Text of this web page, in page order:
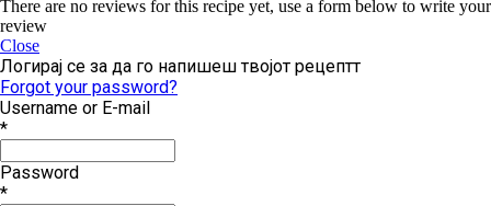
There are no reviews for this recipe yet, use a form below to write your
review
Close
Логирај се за да го напишеш твојот рецептт
Forgot your password?
Username or E-mail
*
Password
*